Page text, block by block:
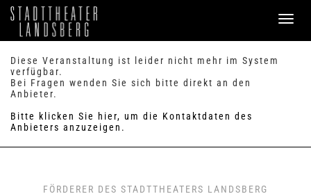
PROGRAMM
SERVICE
Preise & Sitzplan
Abonnements
Handicap
Diese Veranstaltung ist leider nicht mehr im System
verfügbar.
Bei Fragen wenden Sie sich bitte direkt an den
Anbieter.
Bitte klicken Sie hier, um die Kontaktdaten des
Anbieters anzuzeigen.
FÖRDERER DES STADTTHEATERS LANDSBERG